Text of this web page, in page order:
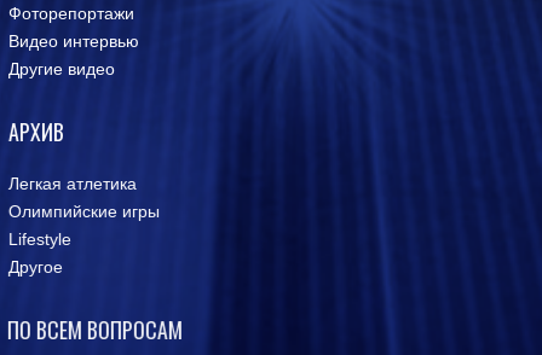
Фоторепортажи
Видео интервью
Другие видео
АРХИВ
Легкая атлетика
Олимпийские игры
Lifestyle
Другое
ПО ВСЕМ ВОПРОСАМ